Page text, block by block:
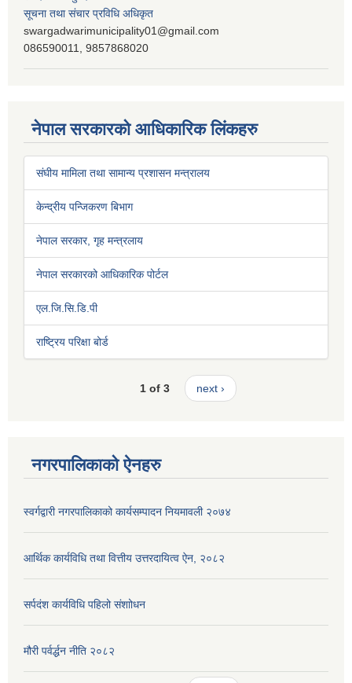
सूचना तथा संचार प्रविधि अधिकृत
swargadwarimunicipality01@gmail.com
086590011, 9857868020
नेपाल सरकारको आधिकारिक लिंकहरु
संघीय मामिला तथा सामान्य प्रशासन मन्त्रालय
केन्द्रीय पन्जिकरण बिभाग
नेपाल सरकार, गृह मन्त्रलाय
नेपाल सरकारको आधिकारिक पोर्टल
एल.जि.सि.डि.पी
राष्ट्रिय परिक्षा बोर्ड
1 of 3 next ›
नगरपालिकाको ऐनहरु
स्वर्गद्वारी नगरपालिकाको कार्यसम्पादन नियमावली २०७४
आर्थिक कार्यविधि तथा वित्तीय उत्तरदायित्व ऐन, २०८२
सर्पदंश कार्यविधि पहिलो संशाोधन
मौरी पर्वर्द्धन नीति २०८२